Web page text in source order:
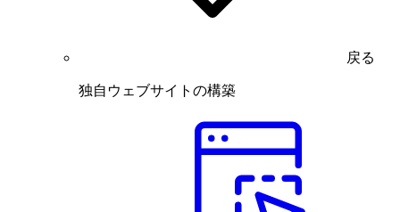
戻る
独自ウェブサイトの構築